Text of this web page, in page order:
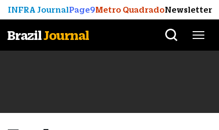
INFRA JournalPage9Metro QuadradoNewsletter
BrazilJournal